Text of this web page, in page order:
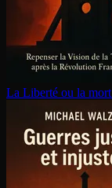
La Liberté ou la mort